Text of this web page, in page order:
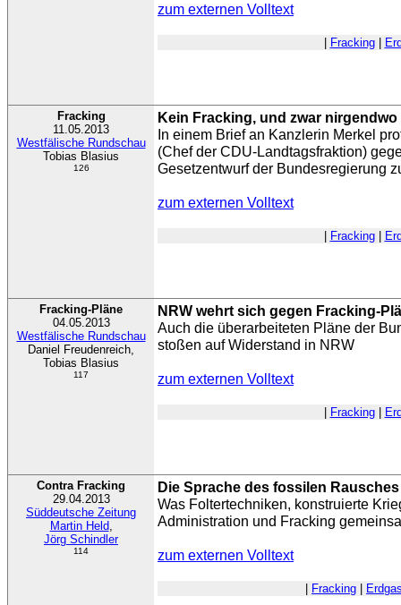
zum externen Volltext
Fracking|
Fracking
11.05.2013
Westfälische Rundschau
Tobias Blasius
126
Kein Fracking, und zwar nirgendwo
In einem Brief an Kanzlerin Merkel
(Chef der CDU-Landtagsfraktion)
Gesetzentwurf der Bundesregierung
zum externen Volltext
Fracking|
Fracking-Pläne
04.05.2013
Westfälische Rundschau
Daniel Freudenreich,
Tobias Blasius
117
NRW wehrt sich gegen Fracking-
Auch die überarbeiteten Pläne der
stoßen auf Widerstand in NRW
zum externen Volltext
Fracking|
Contra Fracking
29.04.2013
Süddeutsche Zeitung
Martin Held,
Jörg Schindler
114
Die Sprache des fossilen Rausches
Was Foltertechniken, konstruierte
Administration und Fracking
zum externen Volltext
Fracking